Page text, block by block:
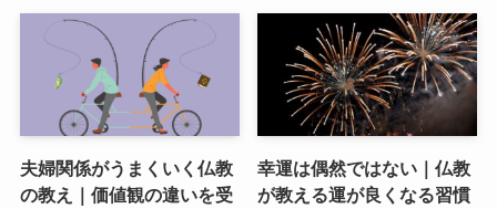
夫婦関係がうまくいく仏教
の教え｜価値観の違いを受
幸運は偶然ではない｜仏教
が教える運が良くなる習慣